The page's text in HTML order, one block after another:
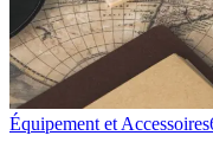
Équipement et Accessoires